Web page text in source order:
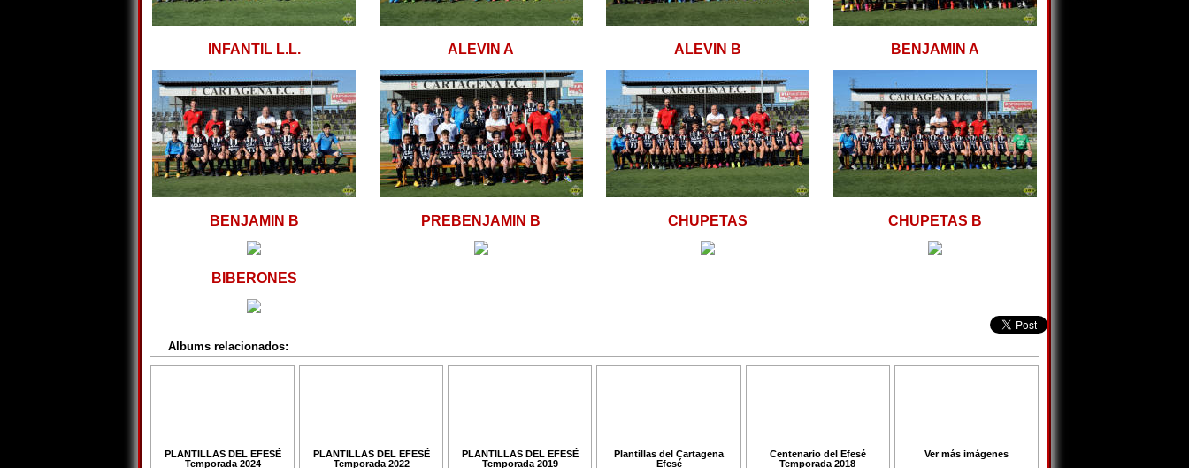
INFANTIL L.L. ALEVIN A ALEVIN B BENJAMIN A
BENJAMIN B PREBENJAMIN B CHUPETAS CHUPETAS B
BIBERONES
Albums relacionados:
PLANTILLAS DEL EFESÉ
Temporada 2024
PLANTILLAS DEL EFESÉ
Temporada 2022
PLANTILLAS DEL EFESÉ
Temporada 2019
Plantillas del Cartagena
Efesé
Centenario del Efesé
Temporada 2018
Ver más imágenes